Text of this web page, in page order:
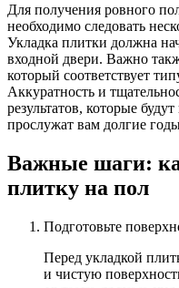
Для получения ровного
необходимо следовать
Укладка плитки должна
входной двери. Важно
который соответствует
Аккуратность и
результатов, которые
прослужат вам долгие
Важные шаги:
плитку на пол
Подготовьте
Перед укладкой
и чистую